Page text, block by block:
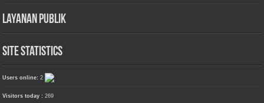
Layanan Publik
Site Statistics
Users online:2
Visitors today :269